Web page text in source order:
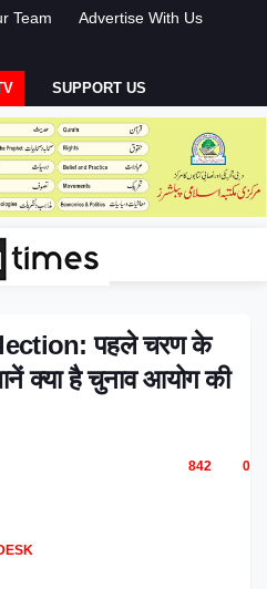
Team
Advertise With Us
SUPPORT US
पहले चरण के
क्या है चुनाव आयोग की
842 0